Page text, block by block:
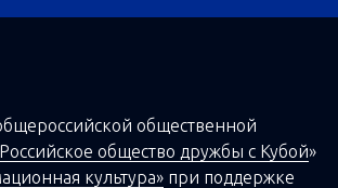
бщероссийской общественной
Российское общество дружбы с Кубой»
культура» при поддержке